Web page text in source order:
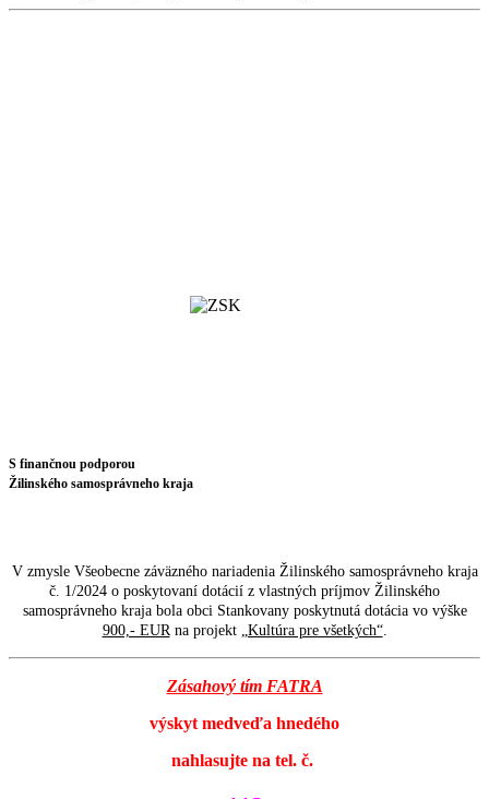
S finančnou podporou
Žilinského samosprávneho kraja
V zmysle Všeobecne záväzného nariadenia Žilinského samosprávneho kraja
č. 1/2024 o poskytovaní dotácií z vlastných príjmov Žilinského
samosprávneho kraja bola obci Stankovany poskytnutá dotácia vo výške
900,- EUR na projekt „Kultúra pre všetkých“.
Zásahový tím FATRA
výskyt medveďa hnedého
nahlasujte na tel. č.